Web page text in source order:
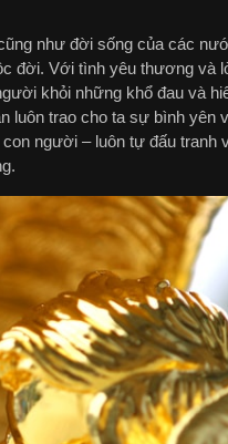
như đời sống của các
đời. Với tình yêu thương và
khỏi những khổ đau và
luôn trao cho ta sự bình yên
người – luôn tự đấu tranh